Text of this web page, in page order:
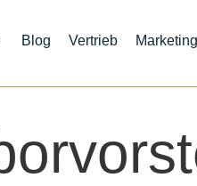
Blog Vertrieb Marketing